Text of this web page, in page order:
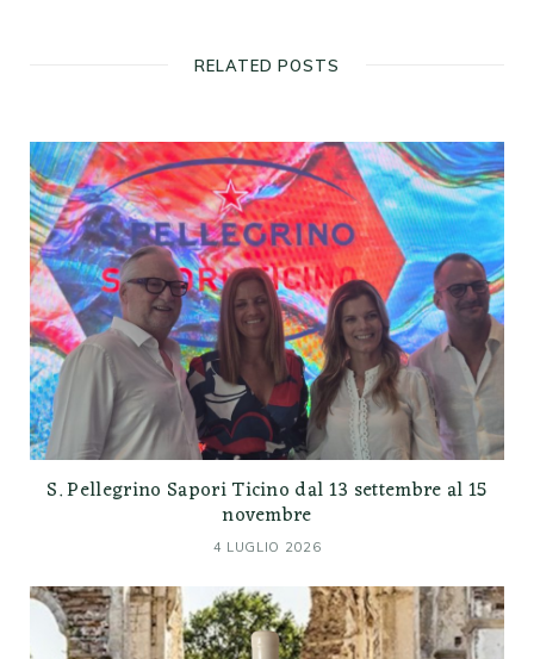
RELATED POSTS
S. Pellegrino Sapori Ticino dal 13 settembre al 15
novembre
4 LUGLIO 2026